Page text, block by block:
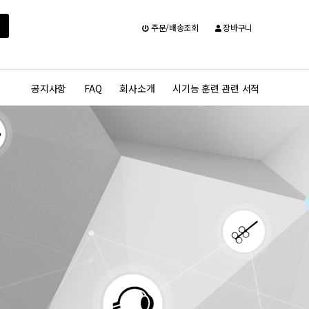
주문/배송조회 장바구니
공지사항 FAQ 회사소개 시기능 훈련 관련 서적